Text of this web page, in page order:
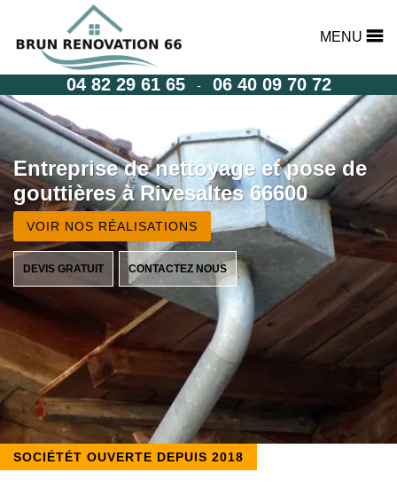
MENU
04 82 29 61 65 - 06 40 09 70 72
Entreprise de nettoyage et pose de
gouttières à Rivesaltes 66600
VOIR NOS RÉALISATIONS
DEVIS GRATUIT CONTACTEZ NOUS
SOCIÉTÉT OUVERTE DEPUIS 2018